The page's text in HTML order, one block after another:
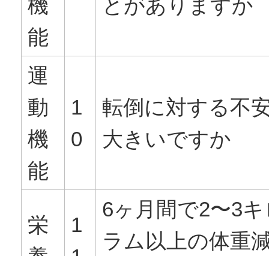
機
能
とがありますか
運
動
機
能
1
0
転倒に対する不
大きいですか
栄
1
6ヶ月間で2〜3
ラム以上の体重